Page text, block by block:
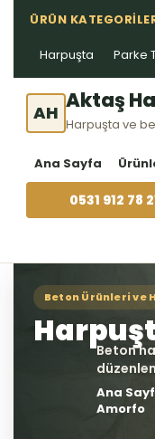
ÜRÜN
Harpuşta Parke
AH Aktaş
Harpuşta ve
Ana Sayfa
0531 912 78
Ana
Amorfo